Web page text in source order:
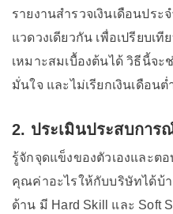
รายงานสำรวจเงินเดือนปร
แวดวงเดียวกัน เพื่อเปรียบเ
เหมาะสมเบื้องต้นได้ วิธีนี้จะ
มั่นใจ และไม่เรียกเงินเดือน
2. ประเมินประสบการ
รู้จักจุดแข็งของตัวเองและต
คุณค่าอะไรให้กับบริษัทได้บ้
ด้าน มี Hard Skill และ Soft